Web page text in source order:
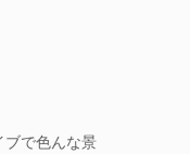
ブで色んな景